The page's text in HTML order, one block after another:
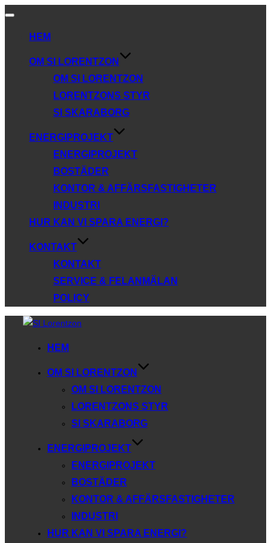
Slå
navigering
HEM
OM SI LORENTZON
OM SI LORENTZON
LORENTZONS STYR
SI SKARABORG
ENERGIPROJEKT
ENERGIPROJEKT
BOSTÄDER
KONTOR & AFFÄRSFASTIGHETER
INDUSTRI
HUR KAN VI SPARA ENERGI?
KONTAKT
KONTAKT
SERVICE & FELANMÄLAN
POLICY
Hoppa
HEM
OM SI LORENTZON
OM SI LORENTZON
LORENTZONS STYR
SI SKARABORG
ENERGIPROJEKT
ENERGIPROJEKT
BOSTÄDER
KONTOR & AFFÄRSFASTIGHETER
INDUSTRI
HUR KAN VI SPARA ENERGI?